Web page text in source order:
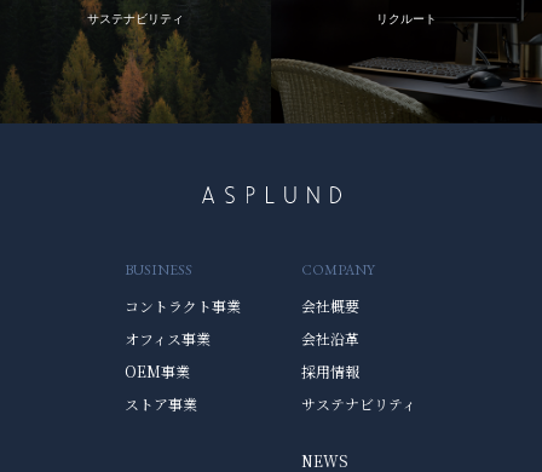
サステナビリティ リクルート
BUSINESS
コントラクト事業
オフィス事業
OEM事業
ストア事業
COMPANY
会社概要
会社沿革
採用情報
サステナビリティ
NEWS